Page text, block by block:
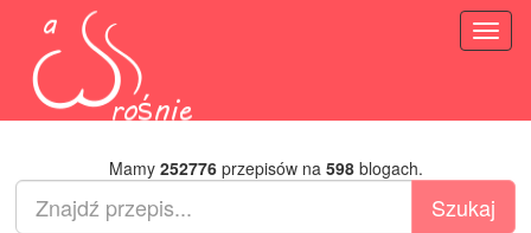
Mamy 252776przepisów na 598blogach.